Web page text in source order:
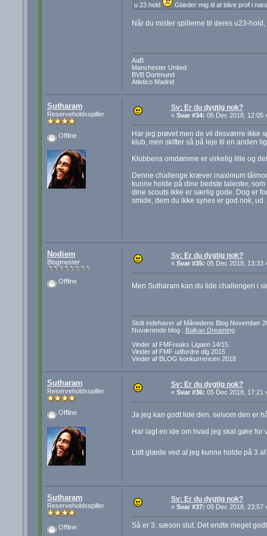
u 23 hold
Glæder mig til at blive prof i
Når du mister spillerne til deres u23-
AaB
Manchester United
BVB Dortmund
Atletico Madrid
Sutharam
Reserveholdsspiller
Offline
Sv: Er du dygtig nok?
« Svar #34: 05 Dec 2018, 12:05
Har jeg prøvet men de vil desværre ikke
klub, men skifter så på leje til en anden
Klubbens omdømme er virkelig lille og
Denne challenge kræver maximum
kunne holde på dine bedste talenter,
dine scouts ikke er særlig gode. Dog er
smide, dem du ikke synes er god nok, ud.
Nodiem
Blogmester
Offline
Sv: Er du dygtig nok?
« Svar #35: 05 Dec 2018, 13:33
Men Sutharam kan du lide challengen i
Stolt indehaver af Månedens Blog November
Nuværende blog : Balkan Dreaming
Vinder af FMFreaks Ligaen 14/15.
Vinder af FMF udfordre dig 2015
Vinder af BLOG konkurrencen 2018
Sutharam
Reserveholdsspiller
Offline
Sv: Er du dygtig nok?
« Svar #36: 05 Dec 2018, 17:21
Ja jeg kan godt lide den, selvom den er
Har lagt en ide om hvad jeg skal gøre for
Lidt glæde ved at jeg kunne holde på 3
Sutharam
Reserveholdsspiller
Offline
Sv: Er du dygtig nok?
« Svar #37: 09 Dec 2018, 23:57
Så er 3. sæson slut. Det endte meget